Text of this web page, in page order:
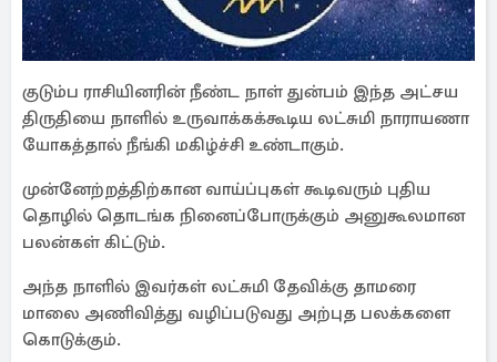
குடும்ப ராசியினரின் நீண்ட நாள் துன்பம் இந்த அட்சய
திருதியை நாளில் உருவாக்கக்கூடிய லட்சுமி நாராயணா
யோகத்தால் நீங்கி மகிழ்ச்சி உண்டாகும்.
முன்னேற்றத்திற்கான வாய்ப்புகள் கூடிவரும் புதிய
தொழில் தொடங்க நினைப்போருக்கும் அனுகூலமான
பலன்கள் கிட்டும்.
அந்த நாளில் இவர்கள் லட்சுமி தேவிக்கு தாமரை
மாலை அணிவித்து வழிப்படுவது அற்புத பலக்களை
கொடுக்கும்.